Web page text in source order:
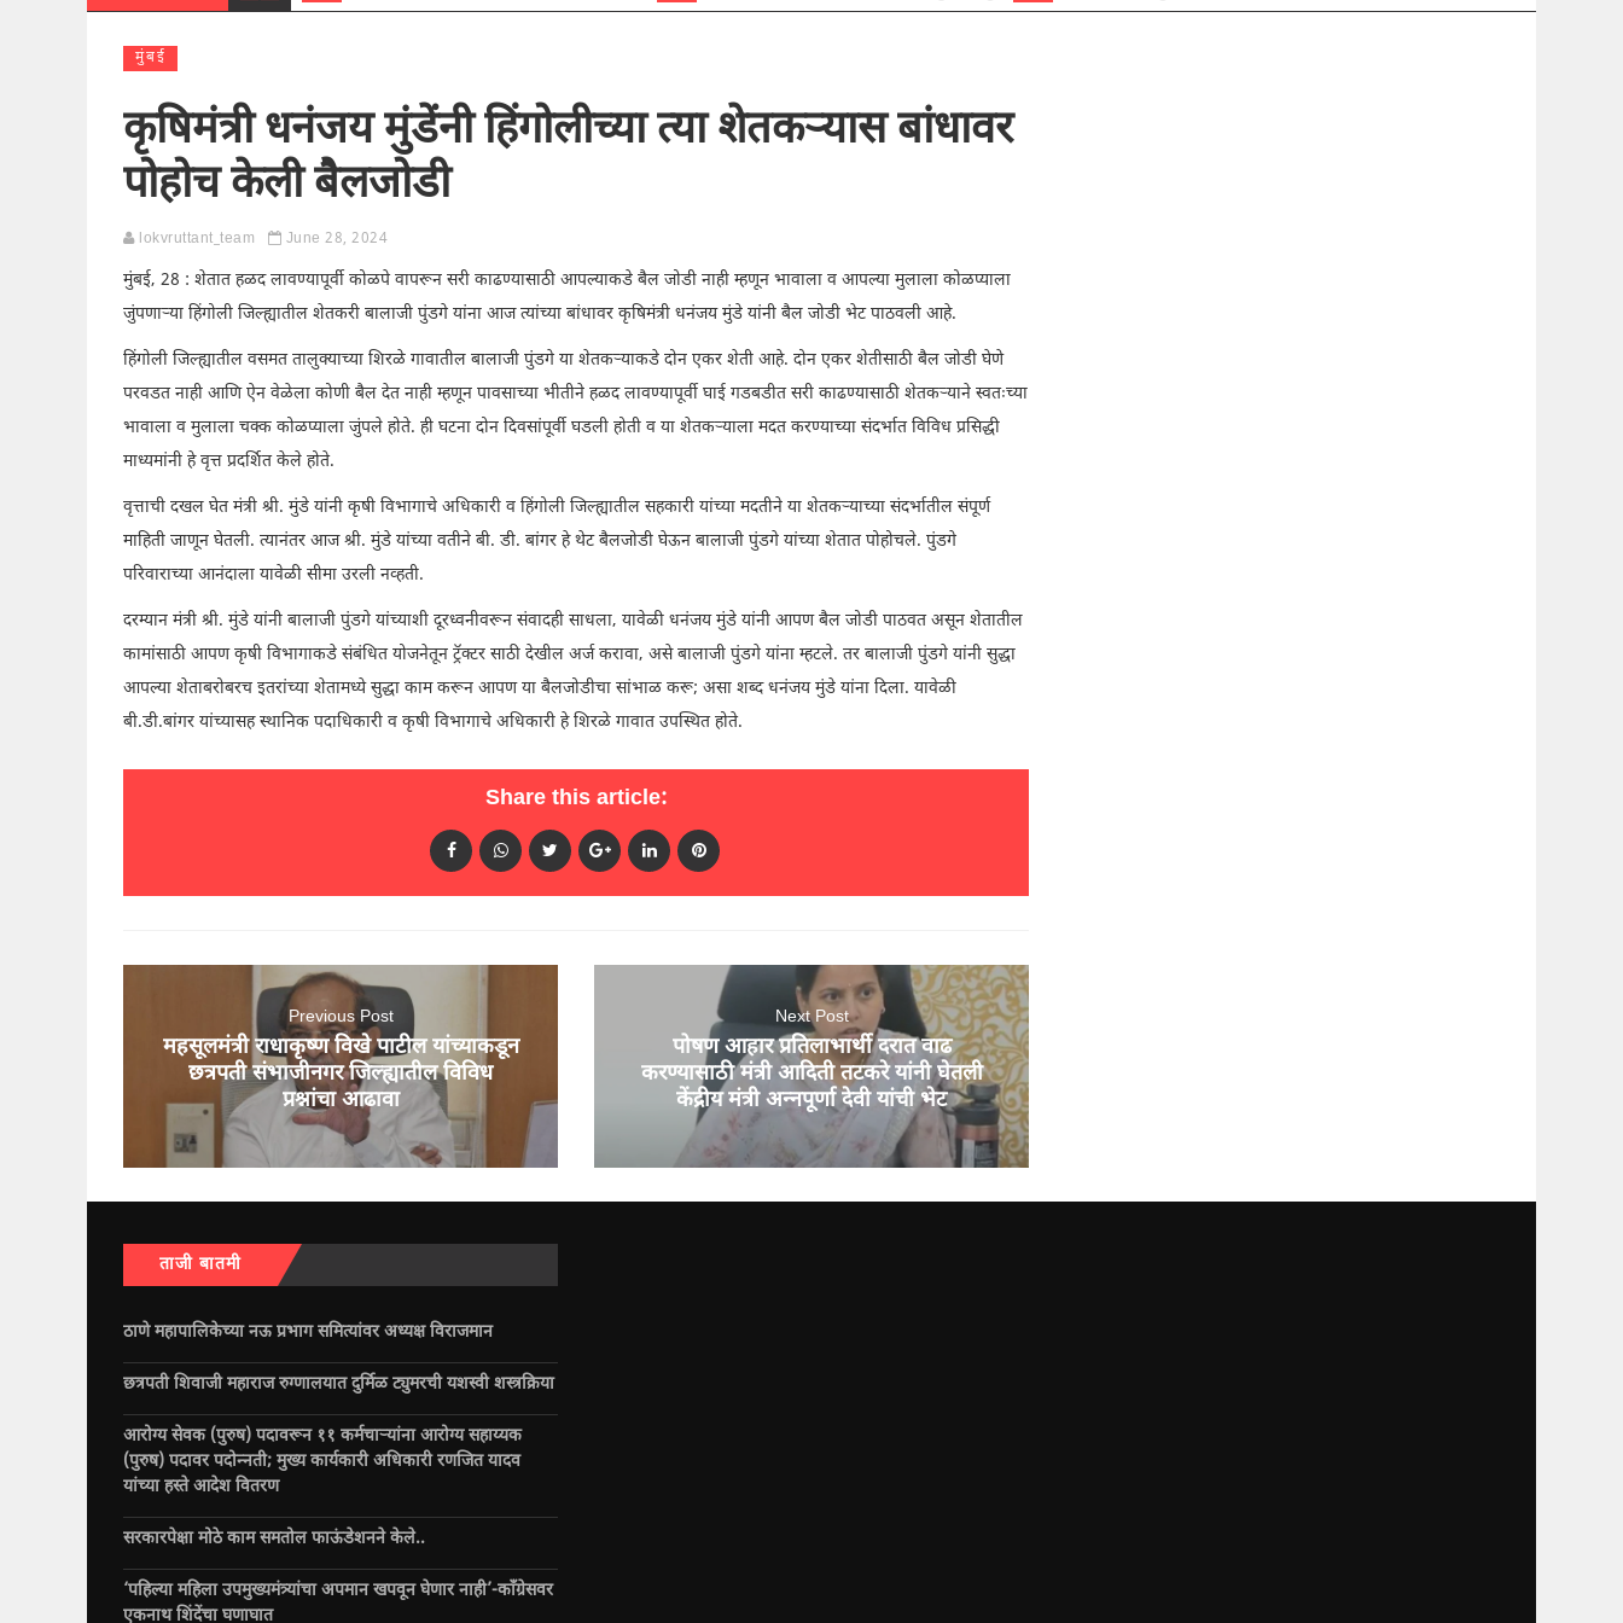
मुंबई
कृषिमंत्री धनंजय मुंडेंनी हिंगोलीच्या त्या शेतकऱ्यास बांधावर
पोहोच केली बैलजोडी
lokvruttant_team June 28, 2024
मुंबई, 28 : शेतात हळद लावण्यापूर्वी कोळपे वापरून सरी काढण्यासाठी आपल्याकडे बैल जोडी नाही म्हणून भावाला व आपल्या मुलाला कोळप्याला
जुंपणाऱ्या हिंगोली जिल्ह्यातील शेतकरी बालाजी पुंडगे यांना आज त्यांच्या बांधावर कृषिमंत्री धनंजय मुंडे यांनी बैल जोडी भेट पाठवली आहे.
हिंगोली जिल्ह्यातील वसमत तालुक्याच्या शिरळे गावातील बालाजी पुंडगे या शेतकऱ्याकडे दोन एकर शेती आहे. दोन एकर शेतीसाठी बैल जोडी घेणे
परवडत नाही आणि ऐन वेळेला कोणी बैल देत नाही म्हणून पावसाच्या भीतीने हळद लावण्यापूर्वी घाई गडबडीत सरी काढण्यासाठी शेतकऱ्याने स्वतःच्या
भावाला व मुलाला चक्क कोळप्याला जुंपले होते. ही घटना दोन दिवसांपूर्वी घडली होती व या शेतकऱ्याला मदत करण्याच्या संदर्भात विविध प्रसिद्धी
माध्यमांनी हे वृत्त प्रदर्शित केले होते.
वृत्ताची दखल घेत मंत्री श्री. मुंडे यांनी कृषी विभागाचे अधिकारी व हिंगोली जिल्ह्यातील सहकारी यांच्या मदतीने या शेतकऱ्याच्या संदर्भातील संपूर्ण
माहिती जाणून घेतली. त्यानंतर आज श्री. मुंडे यांच्या वतीने बी. डी. बांगर हे थेट बैलजोडी घेऊन बालाजी पुंडगे यांच्या शेतात पोहोचले. पुंडगे
परिवाराच्या आनंदाला यावेळी सीमा उरली नव्हती.
दरम्यान मंत्री श्री. मुंडे यांनी बालाजी पुंडगे यांच्याशी दूरध्वनीवरून संवादही साधला, यावेळी धनंजय मुंडे यांनी आपण बैल जोडी पाठवत असून शेतातील
कामांसाठी आपण कृषी विभागाकडे संबंधित योजनेतून ट्रॅक्टर साठी देखील अर्ज करावा, असे बालाजी पुंडगे यांना म्हटले. तर बालाजी पुंडगे यांनी सुद्धा
आपल्या शेताबरोबरच इतरांच्या शेतामध्ये सुद्धा काम करून आपण या बैलजोडीचा सांभाळ करू; असा शब्द धनंजय मुंडे यांना दिला. यावेळी
बी.डी.बांगर यांच्यासह स्थानिक पदाधिकारी व कृषी विभागाचे अधिकारी हे शिरळे गावात उपस्थित होते.
Share this article:
Previous Post
महसूलमंत्री राधाकृष्ण विखे पाटील यांच्याकडून
छत्रपती संभाजीनगर जिल्ह्यातील विविध
प्रश्नांचा आढावा
Next Post
पोषण आहार प्रतिलाभार्थी दरात वाढ
करण्यासाठी मंत्री आदिती तटकरे यांनी घेतली
केंद्रीय मंत्री अन्नपूर्णा देवी यांची भेट
ताजी बातमी
ठाणे महापालिकेच्या नऊ प्रभाग समित्यांवर अध्यक्ष विराजमान
छत्रपती शिवाजी महाराज रुग्णालयात दुर्मिळ ट्युमरची यशस्वी शस्त्रक्रिया
आरोग्य सेवक (पुरुष) पदावरून ११ कर्मचाऱ्यांना आरोग्य सहाय्यक
(पुरुष) पदावर पदोन्नती; मुख्य कार्यकारी अधिकारी रणजित यादव
यांच्या हस्ते आदेश वितरण
सरकारपेक्षा मोठे काम समतोल फाऊंडेशनने केले..
‘पहिल्या महिला उपमुख्यमंत्र्यांचा अपमान खपवून घेणार नाही’-काँग्रेसवर
एकनाथ शिंदेंचा घणाघात